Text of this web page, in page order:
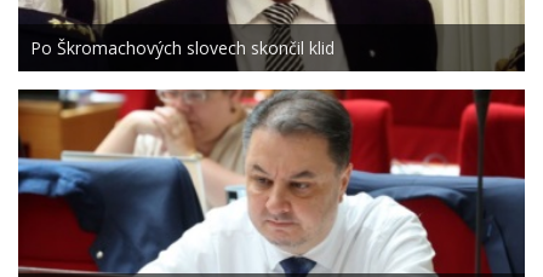
Po Škromachových slovech skončil klid